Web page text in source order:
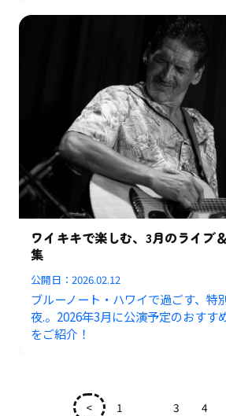
ワイキキで楽しむ、3月のライブ
集
公開日：2026.02.12
ブルーノート・ハワイで過ごす、特
夜.。2026年3月に公演予定のおすす
をご紹介！
< 1 3 4